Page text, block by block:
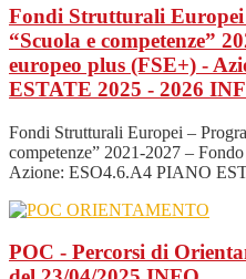
Fondi Strutturali
“Scuola e competenze”
europeo plus (FSE+) -
ESTATE 2025 - 2026
Fondi Strutturali Europei –
competenze” 2021-2027 –
Azione: ESO4.6.A4 PIANO
POC - Percorsi di